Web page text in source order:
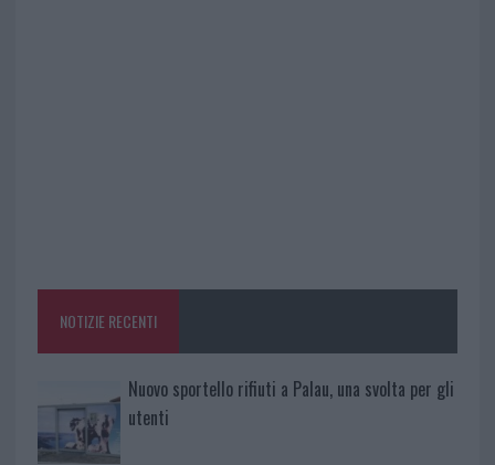
NOTIZIE RECENTI
Nuovo sportello rifiuti a Palau, una svolta per gli
utenti